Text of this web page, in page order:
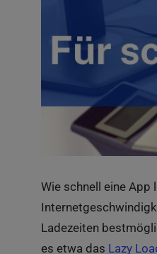
Wie schnell eine App
Ladezeiten
es etwa das Lazy